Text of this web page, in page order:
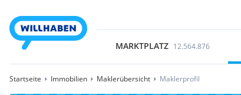
MARKTPLATZ 12.564.876
Startseite Immobilien Maklerübersicht Maklerprofil